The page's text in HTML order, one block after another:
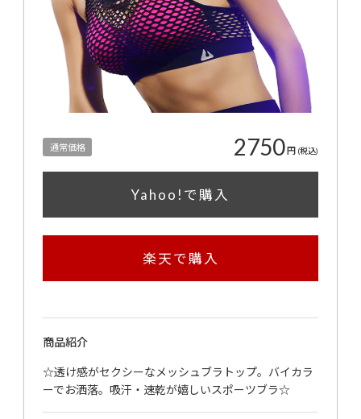
通常価格 2750 円 (税込)
Yahoo!で購入
楽天で購入
商品紹介
☆透け感がセクシーなメッシュブラトップ。バイカラ
ーでお洒落。吸汗・速乾が嬉しいスポーツブラ☆